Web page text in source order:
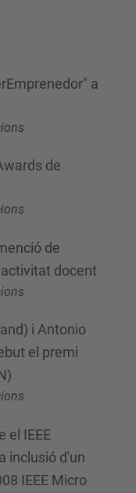
a
de
de
docent
i Antonio
el premi
el IEEE
inclusió d'un
IEEE Micro